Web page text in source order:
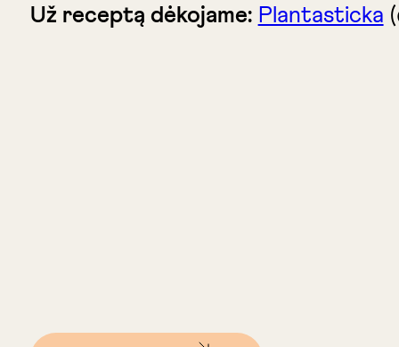
Už receptą dėkojame: Plantasticka